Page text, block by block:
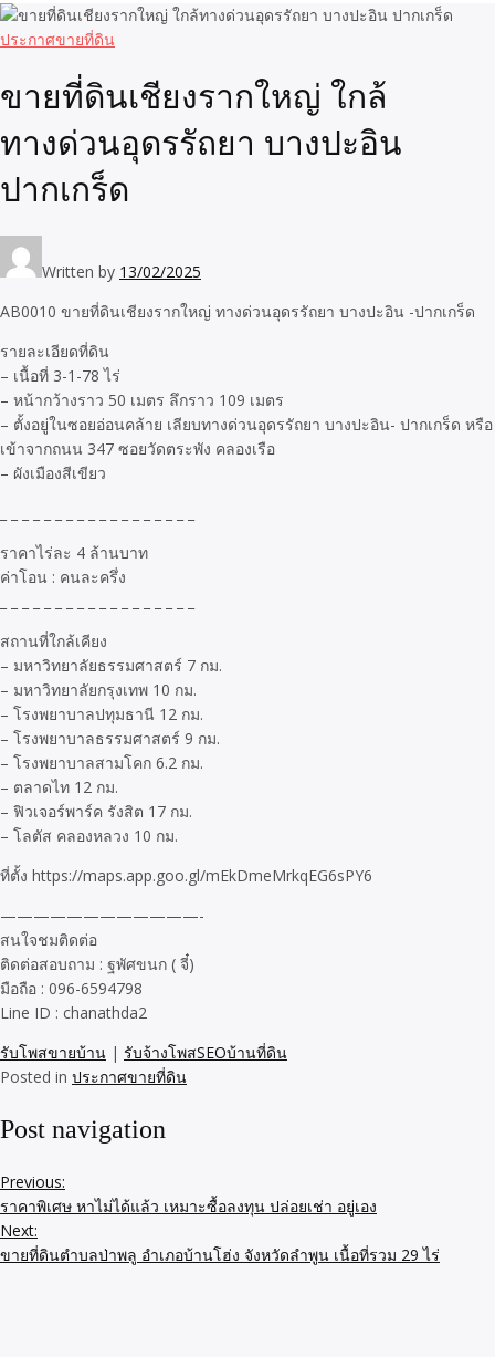
ประกาศขายที่ดิน
ขายที่ดินเชียงรากใหญ่ ใกล้
ทางด่วนอุดรรัถยา บางปะอิน
ปากเกร็ด
Written by 13/02/2025
AB0010 ขายที่ดินเชียงรากใหญ่ ทางด่วนอุดรรัถยา บางปะอิน -ปากเกร็ด
รายละเอียดที่ดิน
– เนื้อที่ 3-1-78 ไร่
– หน้ากว้างราว 50 เมตร ลึกราว 109 เมตร
– ตั้งอยู่ในซอยอ่อนคล้าย เลียบทางด่วนอุดรรัถยา บางปะอิน- ปากเกร็ด หรือ
เข้าจากถนน 347 ซอยวัดตระพัง คลองเรือ
– ผังเมืองสีเขียว
ราคาไร่ละ 4 ล้านบาท
ค่าโอน : คนละครึ่ง
สถานที่ใกล้เคียง
– มหาวิทยาลัยธรรมศาสตร์ 7 กม.
– มหาวิทยาลัยกรุงเทพ 10 กม.
– โรงพยาบาลปทุมธานี 12 กม.
– โรงพยาบาลธรรมศาสตร์ 9 กม.
– โรงพยาบาลสามโคก 6.2 กม.
– ตลาดไท 12 กม.
– ฟิวเจอร์พาร์ค รังสิต 17 กม.
– โลตัส คลองหลวง 10 กม.
ที่ตั้ง https://maps.app.goo.gl/mEkDmeMrkqEG6sPY6
————————————-
สนใจชมติดต่อ
ติดต่อสอบถาม : ฐพัศขนก ( จี๋)
มือถือ : 096-6594798
Line ID : chanathda2
รับโพสขายบ้าน | รับจ้างโพสSEOบ้านที่ดิน
Posted in ประกาศขายที่ดิน
Post navigation
Previous:
ราคาพิเศษ หาไม่ได้แล้ว เหมาะซื้อลงทุน ปล่อยเช่า อยู่เอง
Next:
ขายที่ดินตำบลป่าพลู อำเภอบ้านโฮ่ง จังหวัดลำพูน เนื้อที่รวม 29 ไร่